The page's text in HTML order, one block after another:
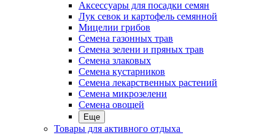
Аксессуары для посадки семян
Лук севок и картофель семянной
Мицелии грибов
Семена газонных трав
Семена зелени и пряных трав
Семена злаковых
Семена кустарников
Семена лекарственных растений
Семена микрозелени
Семена овощей
Еще
Товары для активного отдыха